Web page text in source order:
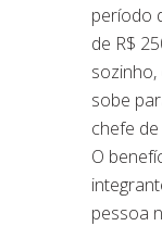
período
de R$
sozinho,
sobe
chefe de
O
pessoa